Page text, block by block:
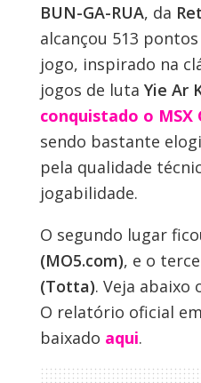
BUN-GA-RUA, da
alcançou 513
jogo, inspirado na
jogos de luta Yie Ar
conquistado o MSX
sendo bastante
pela qualidade
jogabilidade.
O segundo lugar
(MO5.com), e o
(Totta). Veja abaixo
O relatório oficial
baixado aqui.